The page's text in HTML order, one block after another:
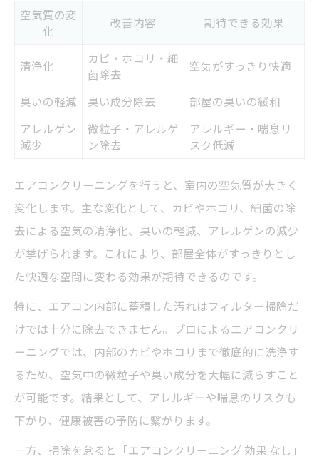
掃除前後で電気代がどう変化？節電効果を
エアコンクリーニングが節約にも直結する
効き目アップで快適温度を保つコツ
エアコンクリーニングの節電メリットと注
電気代節約を実感した体験談まとめ
自分で掃除する場合のメリットと難点を解説
セルフ掃除と業者依頼の違いを項目別で比
較
エアコンクリーニングを自分で行う際の注
意点
市販スプレーの効果的な使い方と落とし穴
故障リスクを避けるためのポイント
時短・コスパ面でのメリットデメリット
「効果なし」や後悔しないための正しい知識
エアコンクリーニング「効果なし」と感じ
る原因一覧
空気質の変
化
改善内容 期待できる効果
清浄化
カビ・ホコリ・細
菌除去
空気がすっきり快適
臭いの軽減 臭い成分除去
部屋の臭いの緩和
アレルゲン
減少
微粒子・アレルゲ
ン除去
アレルギー・喘息リ
スク低減
エアコンクリーニングを行うと、室内の空気質が大きく
変化します。主な変化として、カビやホコリ、細菌の除
去による空気の清浄化、臭いの軽減、アレルゲンの減少
が挙げられます。これにより、部屋全体がすっきりとし
た快適な空間に変わる効果が期待できるのです。
特に、エアコン内部に蓄積した汚れはフィルター掃除だ
けでは十分に除去できません。プロによるエアコンクリ
ーニングでは、内部のカビやホコリまで徹底的に洗浄す
るため、空気中の微粒子や臭い成分を大幅に減らすこと
が可能です。結果として、アレルギーや喘息のリスクも
下がり、健康被害の予防に繋がります。
一方、掃除を怠ると「エアコンクリーニング 効果 なし」